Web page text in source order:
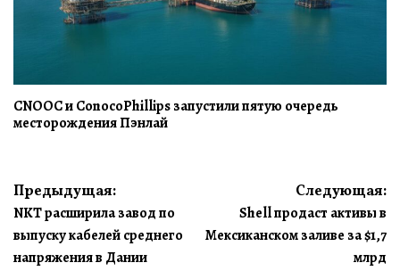
CNOOC и ConocoPhillips запустили пятую очередь
месторождения Пэнлай
Навигация
по
записям
Предыдущая:
NKT расширила завод по
выпуску кабелей среднего
напряжения в Дании
Следующая:
Shell продаст активы в
Мексиканском заливе за $1,7
млрд